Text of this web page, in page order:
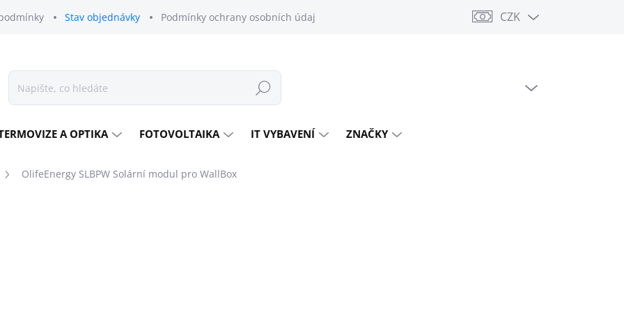
Stav objednávky Podmínky ochrany osobních údajů CZK
Hledat
A OPTIKA FOTOVOLTAIKA IT VYBAVENÍ ZNAČKY
OlifeEnergy SLBPW Solární modul pro WallBox